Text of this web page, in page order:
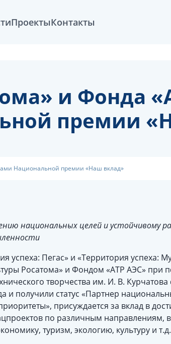
ПроектыКонтакты
и Фонда
премии
Национальной премии «Наш вклад»
национальных целей и устойчивому
успеха: Пегас» и «Территория успеха:
Росатома» и Фондом «АТР АЭС» при
творчества им. И. В.
получили статус «Партнер
присуждается за вклад в
по различным направлениям,
туризм, экологию, культуру и т.д.